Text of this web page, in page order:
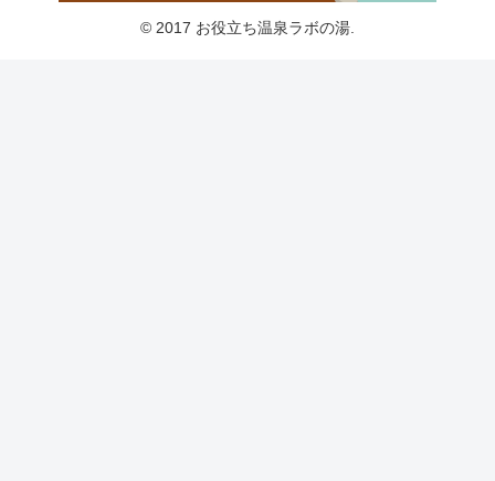
© 2017 お役立ち温泉ラボの湯.